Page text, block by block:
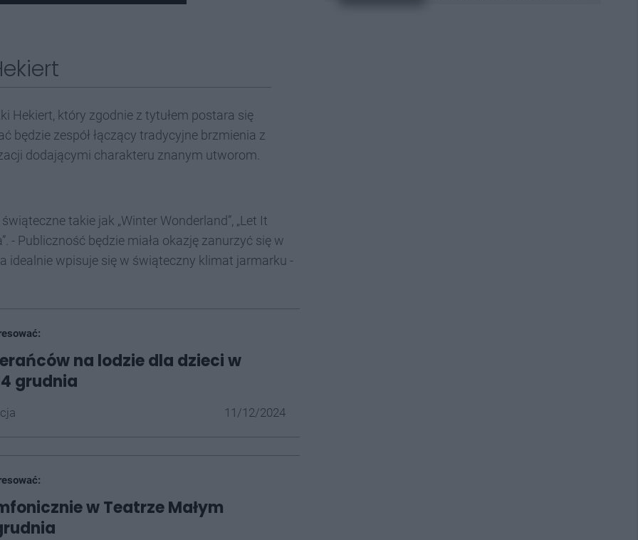
Hekiert, który zgodnie z tytułem postara się
zespół łączący tradycyjne brzmienia z
dodającymi charakteru znanym utworom.
takie jak „Winter Wonderland”, „Let It
- Publiczność będzie miała okazję zanurzyć się w
idealnie wpisuje się w świąteczny klimat jarmarku -
na lodzie dla dzieci w
grudnia
11/12/2024
w Teatrze Małym